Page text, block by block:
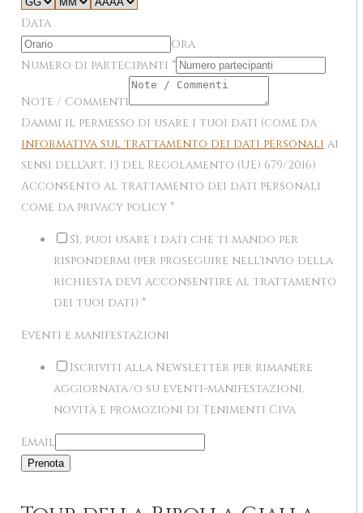
Data
Ora
Numero di partecipanti *
Note / Commenti
Dammi il permesso di usare i tuoi dati (come da
informativa sul trattamento dei dati personali ai
sensi dell'art. 13 del Regolamento (UE) 679/2016)
Acconsento al trattamento dei dati personali
come da privacy policy *
Sì, puoi usare i dati che ti mando per
rispondermi (per proseguire nell'invio della
richiesta devi acconsentire al trattamento
dei tuoi dati) *
Eventi e manifestazioni
Iscriviti alla Newsletter per rimanere
aggiornata/o su eventi-manifestazioni,
novità e promozioni di Tenimenti Civa
Email
Prenota